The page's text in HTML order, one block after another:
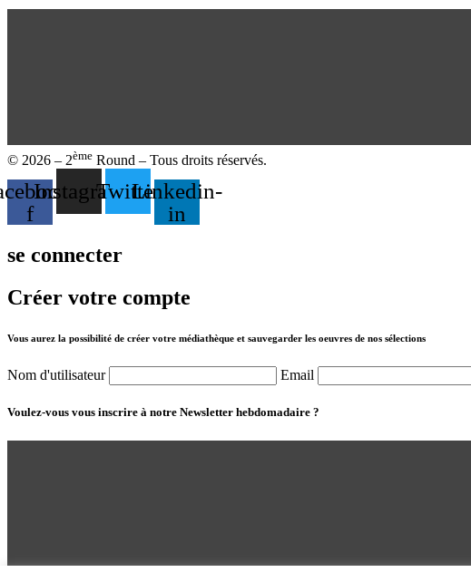
© 2026 – 2ème Round – Tous droits réservés.
f
InstagramTwitterLinkedin-
in
se connecter
Créer votre compte
Vous aurez la possibilité de créer votre médiathèque et sauvegarder les oeuvres de nos sélections
Nom d'utilisateur Email
Voulez-vous vous inscrire à notre Newsletter hebdomadaire ?